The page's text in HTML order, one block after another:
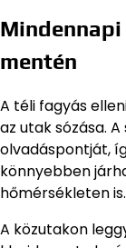
mentén
A téli fagyás
az utak sózása.
olvadáspontját,
könnyebben
hőmérsékleten is.
A közutakon